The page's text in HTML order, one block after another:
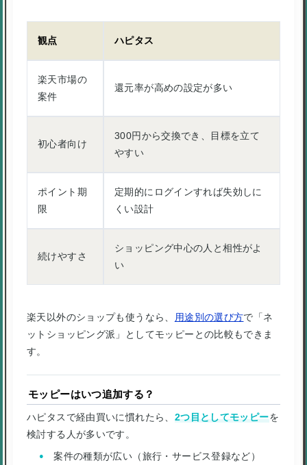
観点 ハピタス
楽天市場の
案件
還元率が高めの設定が多い
初心者向け
300円から交換でき、目標を立て
やすい
ポイント期
限
定期的にログインすれば失効しに
くい設計
続けやすさ
ショッピング中心の人と相性がよ
い
楽天以外のショップも使うなら、 用途別の選び方で「ネ
ットショッピング派」としてモッピーとの比較もできま
す。
モッピーはいつ追加する？
ハピタスで経由買いに慣れたら、 2つ目としてモッピーを
検討する人が多いです。
案件の種類が広い（旅行・サービス登録など）